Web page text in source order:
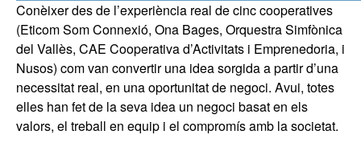
Conèixer des de l’experiència real de cinc cooperatives
(Eticom Som Connexió, Ona Bages, Orquestra Simfònica
del Vallès, CAE Cooperativa d’Activitats i Emprenedoria, i
Nusos) com van convertir una idea sorgida a partir d’una
necessitat real, en una oportunitat de negoci. Avui, totes
elles han fet de la seva idea un negoci basat en els
valors, el treball en equip i el compromís amb la societat.